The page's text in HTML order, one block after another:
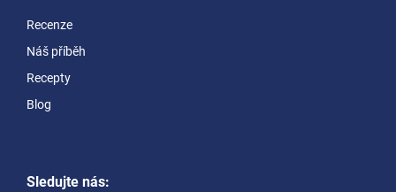
Recenze
Náš příběh
Recepty
Blog
Sledujte nás: